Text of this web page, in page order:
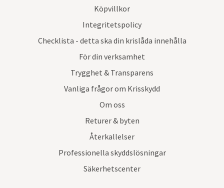
Köpvillkor
Integritetspolicy
Checklista - detta ska din krislåda innehålla
För din verksamhet
Trygghet & Transparens
Vanliga frågor om Krisskydd
Om oss
Returer & byten
Återkallelser
Professionella skyddslösningar
Säkerhetscenter